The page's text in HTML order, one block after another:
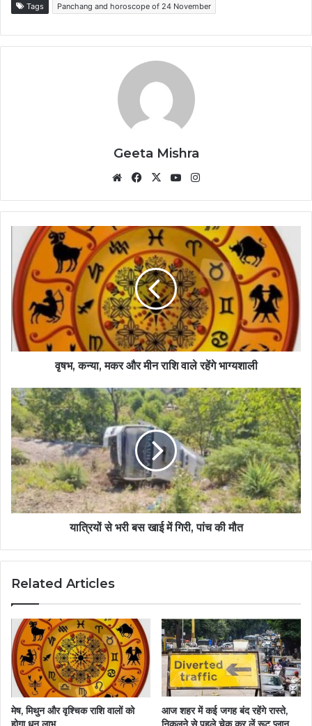
Tags Panchang and horoscope of 24 November
Geeta Mishra
WebsiteFacebook
X YouTube
वृषभ, कन्या, मकर और मीन राशि वाले रहेंगे भाग्यशाली
यात्रियों से भरी बस खाई में गिरी, पांच की मौत
Related Articles
मेष, मिथुन और वृश्चिक राशि वालों को
आज शहर में कई जगह बंद रहेंगे रास्ते,